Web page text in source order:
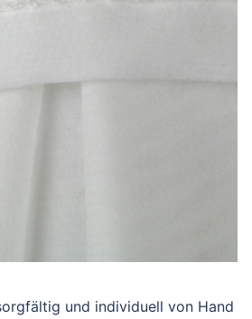
und individuell von Hand